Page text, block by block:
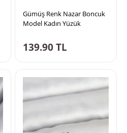
Gümüş Renk Nazar Boncuk
Model Kadın Yüzük
139.90TL